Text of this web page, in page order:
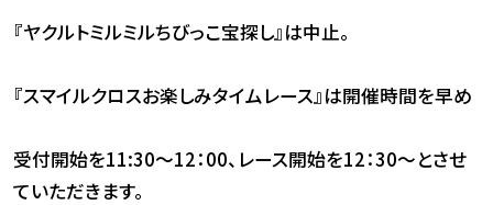
『ヤクルトミルミルちびっこ宝探し』は中止。
『スマイルクロスお楽しみタイムレース』は開催時間を早め
受付開始を11:30～12：00、レース開始を12：30～とさせ
ていただきます。